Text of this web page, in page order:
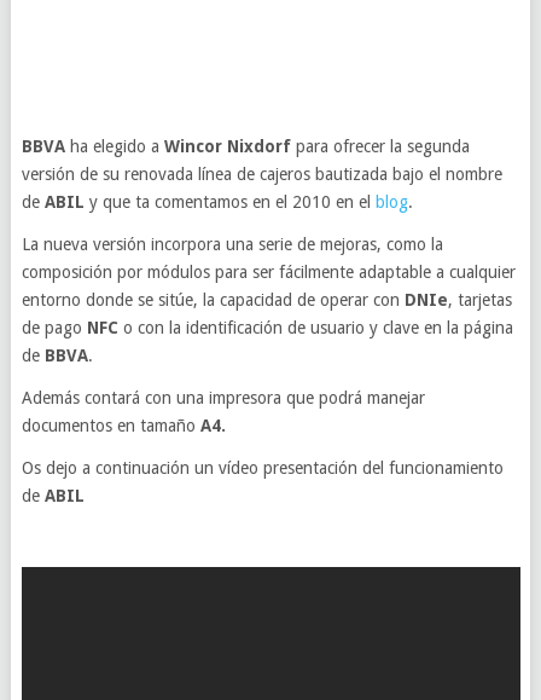
BBVAha elegido a Wincor Nixdorfpara ofrecer la segunda
versión de su renovada línea de cajeros bautizada bajo el nombre
de ABIL y que ta comentamos en el 2010 en el blog.
La nueva versión incorpora una serie de mejoras, como la
composición por módulos para ser fácilmente adaptable a cualquier
entorno donde se sitúe, la capacidad de operar con DNIe, tarjetas
de pago NFC o con la identificación de usuario y clave en la página
de BBVA.
Además contará con una impresora que podrá manejar
documentos en tamaño A4.
Os dejo a continuación un vídeo presentación del funcionamiento
de ABIL